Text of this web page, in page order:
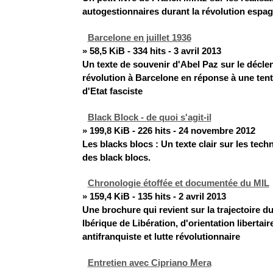
autogestionnaires durant la révolution
Barcelone en juillet 1936
» 58,5 KiB - 334 hits - 3 avril 2013
Un texte de souvenir d'Abel Paz sur le
révolution à Barcelone en réponse à une
d'Etat fasciste
Black Block - de quoi s'agit-il
» 199,8 KiB - 226 hits - 24 novembre 2012
Les blacks blocs : Un texte clair sur les
des black blocs.
Chronologie étoffée et documentée du MIL
» 159,4 KiB - 135 hits - 2 avril 2013
Une brochure qui revient sur la trajectoire
Ibérique de Libération, d'orientation
antifranquiste et lutte révolutionnaire
Entretien avec Cipriano Mera